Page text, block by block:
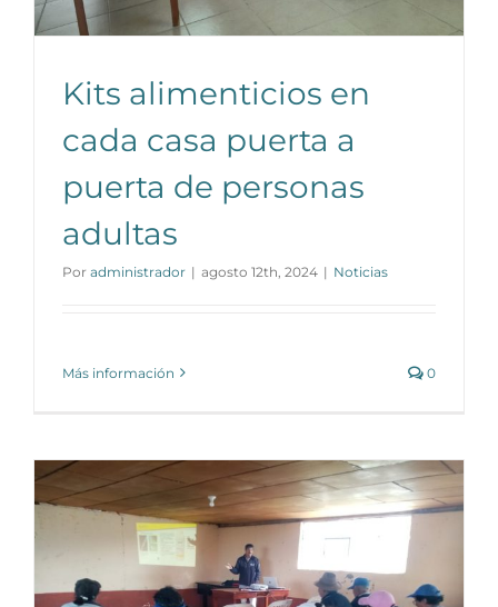
Kits alimenticios en
cada casa puerta a
puerta de personas
adultas
Por administrador | agosto 12th, 2024 | Noticias
Más información 0